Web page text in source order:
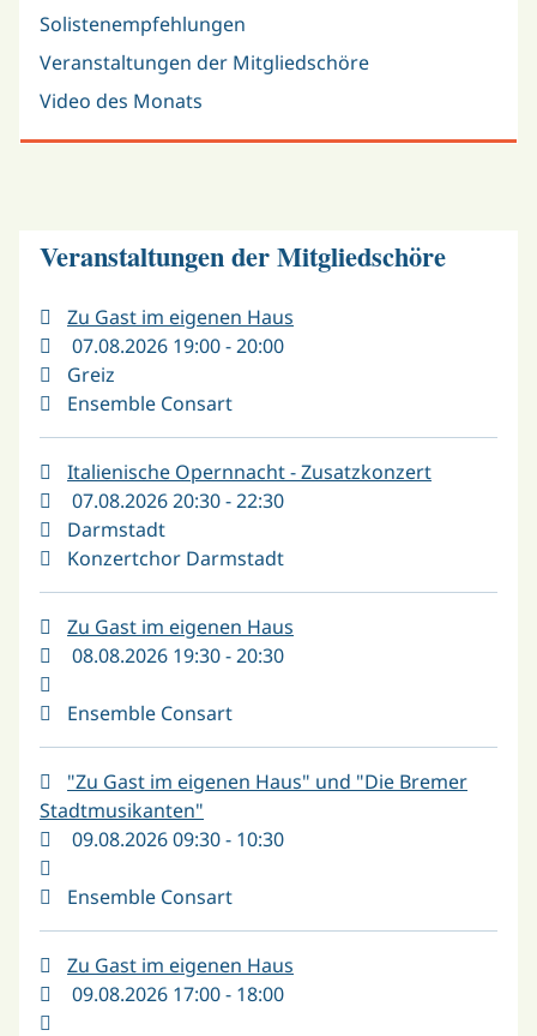
Solistenempfehlungen
Veranstaltungen der Mitgliedschöre
Video des Monats
Veranstaltungen der Mitgliedschöre
Zu Gast im eigenen Haus
07.08.2026 19:00 - 20:00
Greiz
Ensemble Consart
Italienische Opernnacht - Zusatzkonzert
07.08.2026 20:30 - 22:30
Darmstadt
Konzertchor Darmstadt
Zu Gast im eigenen Haus
08.08.2026 19:30 - 20:30
Ensemble Consart
"Zu Gast im eigenen Haus" und "Die Bremer
Stadtmusikanten"
09.08.2026 09:30 - 10:30
Ensemble Consart
Zu Gast im eigenen Haus
09.08.2026 17:00 - 18:00